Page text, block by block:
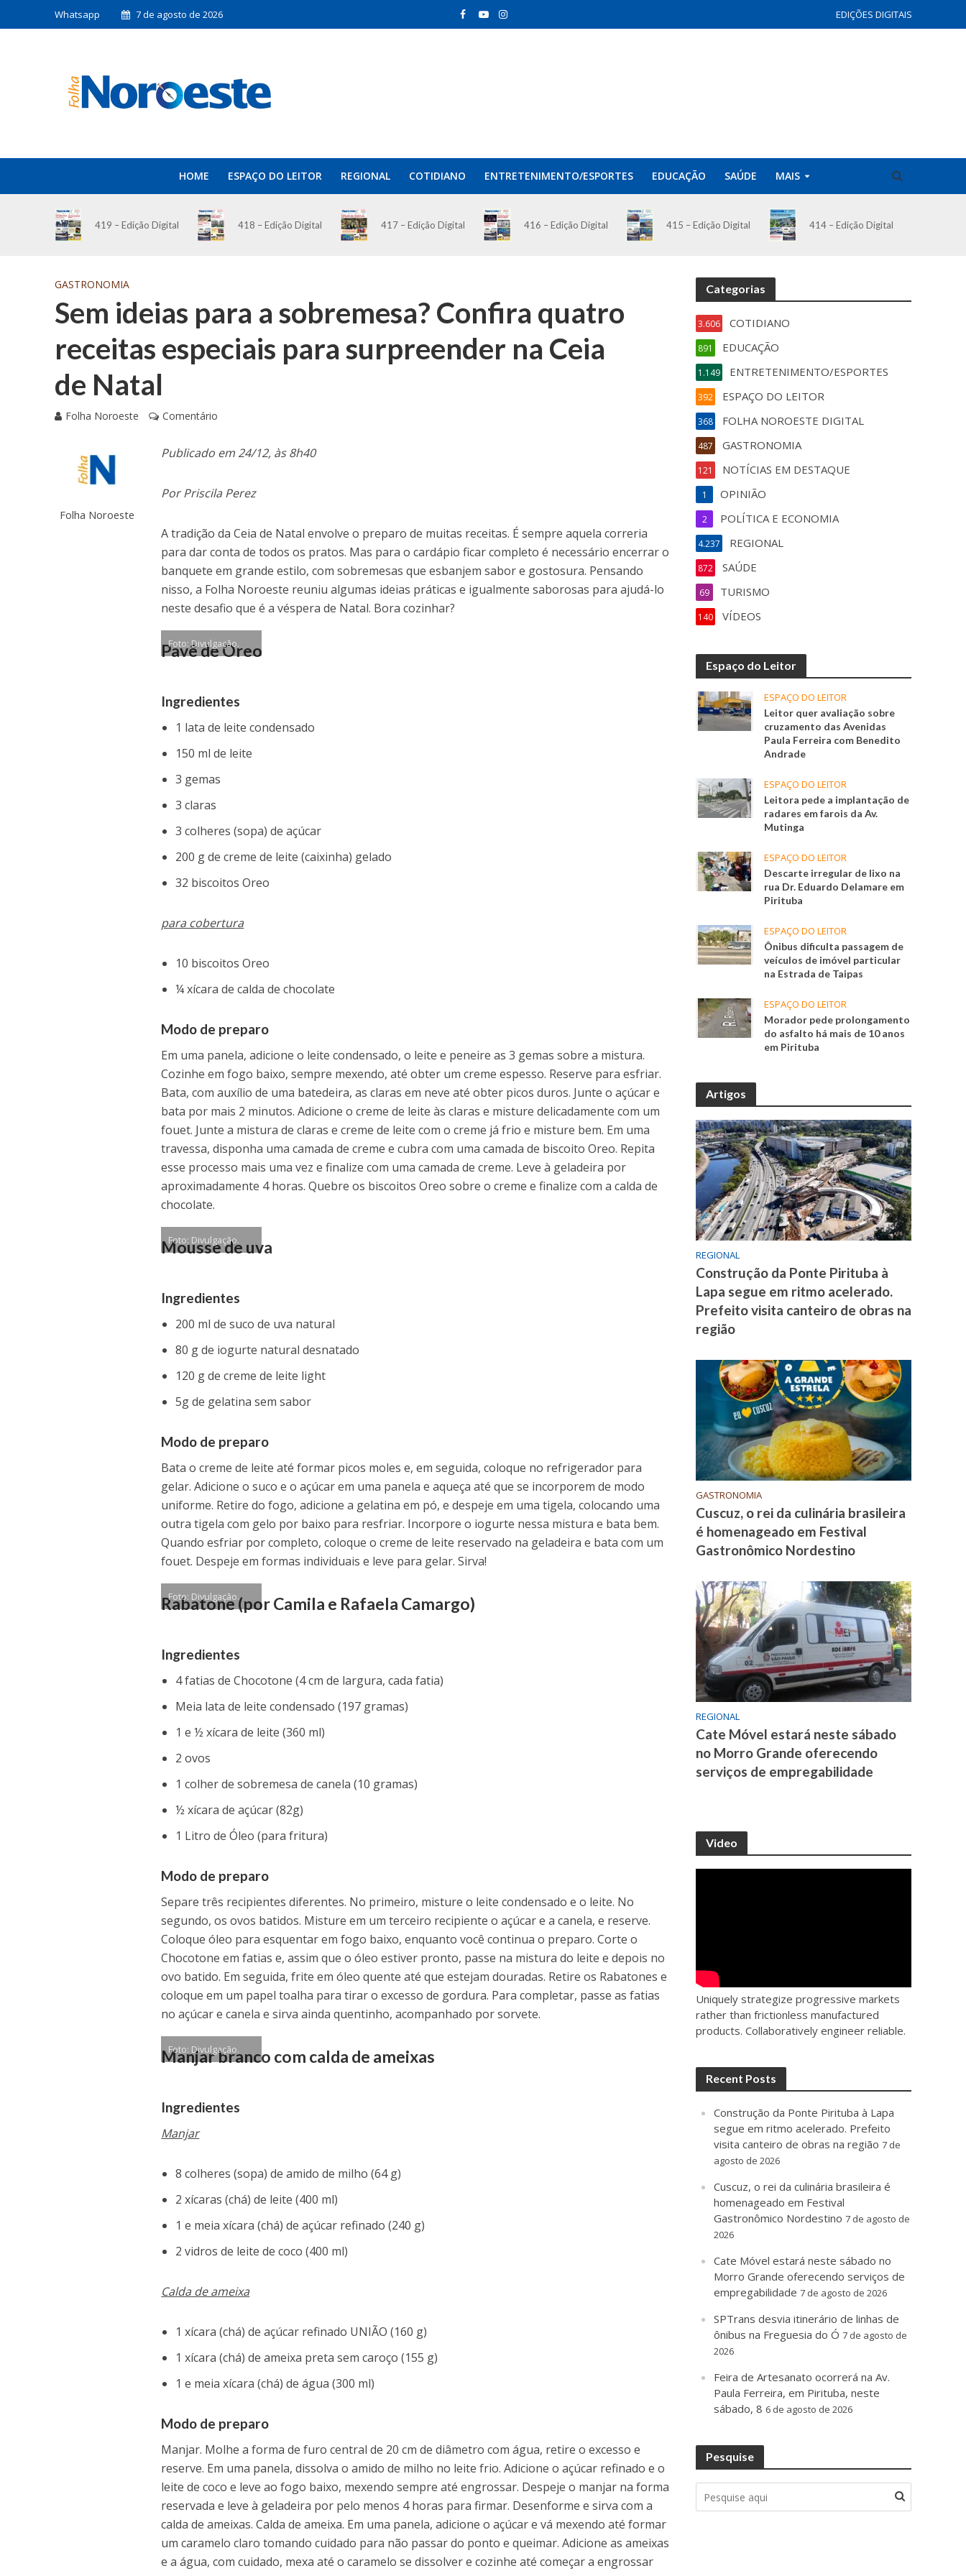
Whatsapp 7 de agosto de 2026 EDIÇÕES DIGITAIS
HOME ESPAÇO DO LEITOR REGIONAL COTIDIANO ENTRETENIMENTO/ESPORTES EDUCAÇÃO SAÚDE MAIS
419 – Edição Digital 418 – Edição Digital 417 – Edição Digital 416 – Edição Digital 415 – Edição Digital 414 – Edição Digital
GASTRONOMIA
Sem ideias para a sobremesa? Confira quatro
receitas especiais para surpreender na Ceia
de Natal
Folha Noroeste Comentário
Folha Noroeste
Publicado em 24/12, às 8h40
Por Priscila Perez
A tradição da Ceia de Natal envolve o preparo de muitas receitas. É sempre aquela correria
para dar conta de todos os pratos. Mas para o cardápio ficar completo é necessário encerrar o
banquete em grande estilo, com sobremesas que esbanjem sabor e gostosura. Pensando
nisso, a Folha Noroeste reuniu algumas ideias práticas e igualmente saborosas para ajudá-lo
neste desafio que é a véspera de Natal. Bora cozinhar?
Pavê de Oreo
Foto: Divulgação.
Ingredientes
1 lata de leite condensado
150 ml de leite
3 gemas
3 claras
3 colheres (sopa) de açúcar
200 g de creme de leite (caixinha) gelado
32 biscoitos Oreo
para cobertura
10 biscoitos Oreo
¼ xícara de calda de chocolate
Modo de preparo
Em uma panela, adicione o leite condensado, o leite e peneire as 3 gemas sobre a mistura.
Cozinhe em fogo baixo, sempre mexendo, até obter um creme espesso. Reserve para esfriar.
Bata, com auxílio de uma batedeira, as claras em neve até obter picos duros. Junte o açúcar e
bata por mais 2 minutos. Adicione o creme de leite às claras e misture delicadamente com um
fouet. Junte a mistura de claras e creme de leite com o creme já frio e misture bem. Em uma
travessa, disponha uma camada de creme e cubra com uma camada de biscoito Oreo. Repita
esse processo mais uma vez e finalize com uma camada de creme. Leve à geladeira por
aproximadamente 4 horas. Quebre os biscoitos Oreo sobre o creme e finalize com a calda de
chocolate.
Mousse de uva
Foto: Divulgação.
Ingredientes
200 ml de suco de uva natural
80 g de iogurte natural desnatado
120 g de creme de leite light
5g de gelatina sem sabor
Modo de preparo
Bata o creme de leite até formar picos moles e, em seguida, coloque no refrigerador para
gelar. Adicione o suco e o açúcar em uma panela e aqueça até que se incorporem de modo
uniforme. Retire do fogo, adicione a gelatina em pó, e despeje em uma tigela, colocando uma
outra tigela com gelo por baixo para resfriar. Incorpore o iogurte nessa mistura e bata bem.
Quando esfriar por completo, coloque o creme de leite reservado na geladeira e bata com um
fouet. Despeje em formas individuais e leve para gelar. Sirva!
Rabatone (por Camila e Rafaela Camargo)
Foto: Divulgação.
Ingredientes
4 fatias de Chocotone (4 cm de largura, cada fatia)
Meia lata de leite condensado (197 gramas)
1 e ½ xícara de leite (360 ml)
2 ovos
1 colher de sobremesa de canela (10 gramas)
½ xícara de açúcar (82g)
1 Litro de Óleo (para fritura)
Modo de preparo
Separe três recipientes diferentes. No primeiro, misture o leite condensado e o leite. No
segundo, os ovos batidos. Misture em um terceiro recipiente o açúcar e a canela, e reserve.
Coloque óleo para esquentar em fogo baixo, enquanto você continua o preparo. Corte o
Chocotone em fatias e, assim que o óleo estiver pronto, passe na mistura do leite e depois no
ovo batido. Em seguida, frite em óleo quente até que estejam douradas. Retire os Rabatones e
coloque em um papel toalha para tirar o excesso de gordura. Para completar, passe as fatias
no açúcar e canela e sirva ainda quentinho, acompanhado por sorvete.
Manjar branco com calda de ameixas
Foto: Divulgação.
Ingredientes
Manjar
8 colheres (sopa) de amido de milho (64 g)
2 xícaras (chá) de leite (400 ml)
1 e meia xícara (chá) de açúcar refinado (240 g)
2 vidros de leite de coco (400 ml)
Calda de ameixa
1 xícara (chá) de açúcar refinado UNIÃO (160 g)
1 xícara (chá) de ameixa preta sem caroço (155 g)
1 e meia xícara (chá) de água (300 ml)
Modo de preparo
Manjar. Molhe a forma de furo central de 20 cm de diâmetro com água, retire o excesso e
reserve. Em uma panela, dissolva o amido de milho no leite frio. Adicione o açúcar refinado e o
leite de coco e leve ao fogo baixo, mexendo sempre até engrossar. Despeje o manjar na forma
reservada e leve à geladeira por pelo menos 4 horas para firmar. Desenforme e sirva com a
calda de ameixas. Calda de ameixa. Em uma panela, adicione o açúcar e vá mexendo até formar
um caramelo claro tomando cuidado para não passar do ponto e queimar. Adicione as ameixas
e a água, com cuidado, mexa até o caramelo se dissolver e cozinhe até começar a engrossar
Categorias
COTIDIANO
3.606
EDUCAÇÃO
891
ENTRETENIMENTO/ESPORTES
1.149
ESPAÇO DO LEITOR
392
FOLHA NOROESTE DIGITAL
368
GASTRONOMIA
487
NOTÍCIAS EM DESTAQUE
121
OPINIÃO
1
POLÍTICA E ECONOMIA
2
REGIONAL
4.237
SAÚDE
872
TURISMO
69
VÍDEOS
140
Espaço do Leitor
ESPAÇO DO LEITOR
Leitor quer avaliação sobre
cruzamento das Avenidas
Paula Ferreira com Benedito
Andrade
ESPAÇO DO LEITOR
Leitora pede a implantação de
radares em farois da Av.
Mutinga
ESPAÇO DO LEITOR
Descarte irregular de lixo na
rua Dr. Eduardo Delamare em
Pirituba
ESPAÇO DO LEITOR
Ônibus dificulta passagem de
veículos de imóvel particular
na Estrada de Taipas
ESPAÇO DO LEITOR
Morador pede prolongamento
do asfalto há mais de 10 anos
em Pirituba
Artigos
REGIONAL
Construção da Ponte Pirituba à
Lapa segue em ritmo acelerado.
Prefeito visita canteiro de obras na
região
GASTRONOMIA
Cuscuz, o rei da culinária brasileira
é homenageado em Festival
Gastronômico Nordestino
REGIONAL
Cate Móvel estará neste sábado
no Morro Grande oferecendo
serviços de empregabilidade
Video
Uniquely strategize progressive markets
rather than frictionless manufactured
products. Collaboratively engineer reliable.
Recent Posts
Construção da Ponte Pirituba à Lapa
segue em ritmo acelerado. Prefeito
visita canteiro de obras na região 7 de
agosto de 2026
Cuscuz, o rei da culinária brasileira é
homenageado em Festival
Gastronômico Nordestino 7 de agosto de
2026
Cate Móvel estará neste sábado no
Morro Grande oferecendo serviços de
empregabilidade 7 de agosto de 2026
SPTrans desvia itinerário de linhas de
ônibus na Freguesia do Ó 7 de agosto de
2026
Feira de Artesanato ocorrerá na Av.
Paula Ferreira, em Pirituba, neste
sábado, 8 6 de agosto de 2026
Pesquise